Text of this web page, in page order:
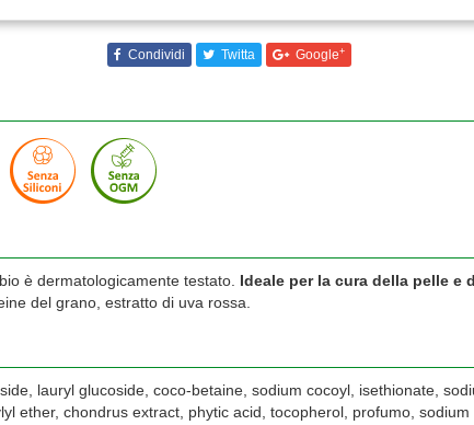
Condividi Twitta Google+
è dermatologicamente testato. Ideale per la cura della pelle e
del grano, estratto di uva rossa.
lauryl glucoside, coco-betaine, sodium cocoyl, isethionate,
ether, chondrus extract, phytic acid, tocopherol, profumo,